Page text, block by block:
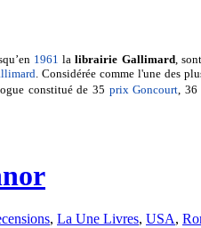
1961 lalibrairie Gallimard,
. Considérée comme l'une des
constitué de 35 prix Goncourt, 36
, La Une Livres, USA,